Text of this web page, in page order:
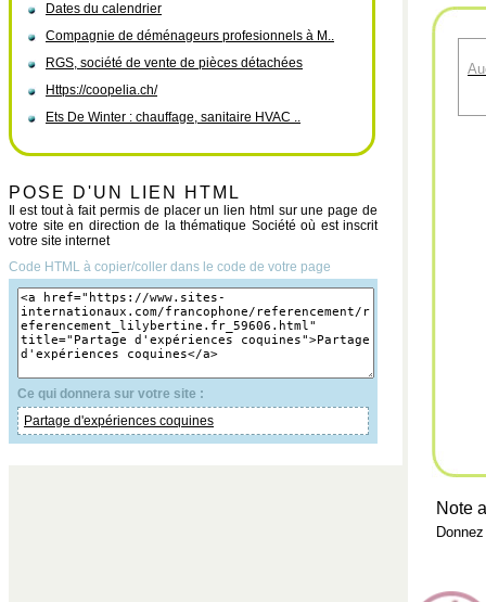
Dates du calendrier
Compagnie de déménageurs profesionnels à M..
RGS, société de vente de pièces détachées
Https://coopelia.ch/
Ets De Winter : chauffage, sanitaire HVAC ..
POSE D'UN LIEN HTML
Il est tout à fait permis de placer un lien html sur une page de
votre site en direction de la thématique Société où est inscrit
votre site internet
Code HTML à copier/coller dans le code de votre page
Ce qui donnera sur votre site :
Partage d'expériences coquines
Note